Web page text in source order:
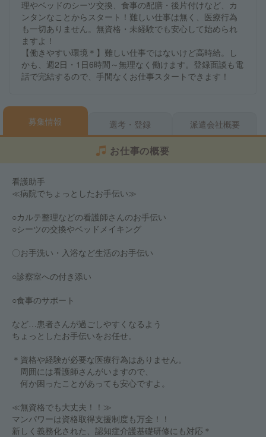
理やベッドのシーツ交換、食事の配膳・後片付けなど、カ
ンタンなことからスタート！難しい仕事は無く、医療行為
も一切ありません。無資格・未経験でも安心して始められ
ますよ！
【働きやすい環境＊】難しい仕事ではないけど高時給。し
かも、週2日・1日6時間～無理なく働けます。登録面談も電
話で完結するので、手間なくお仕事スタートできます！
募集情報 選考・登録 派遣会社概要
お仕事の概要
看護助手
≪病院でちょっとしたお手伝い≫
○カルテ整理などの看護師さんのお手伝い
○シーツの交換やベッドメイキング
〇お手洗い・入浴など生活のお手伝い
○診察室への付き添い
○食事のサポート
など…患者さんが過ごしやすくなるよう
ちょっとしたお手伝いをお任せ。
＊資格や経験が必要な医療行為はありません。
周囲には看護師さんがいますので、
何か困ったことがあっても安心ですよ。
≪無資格でも大丈夫！！≫
マンパワーは資格取得支援制度も万全！！
新しく義務化された、認知症介護基礎研修にも対応＊